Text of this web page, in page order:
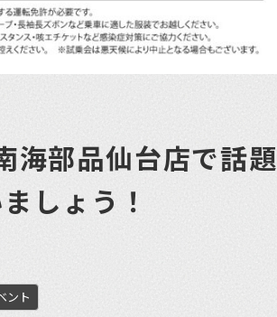
部品仙台店で話題
しょう！
ント